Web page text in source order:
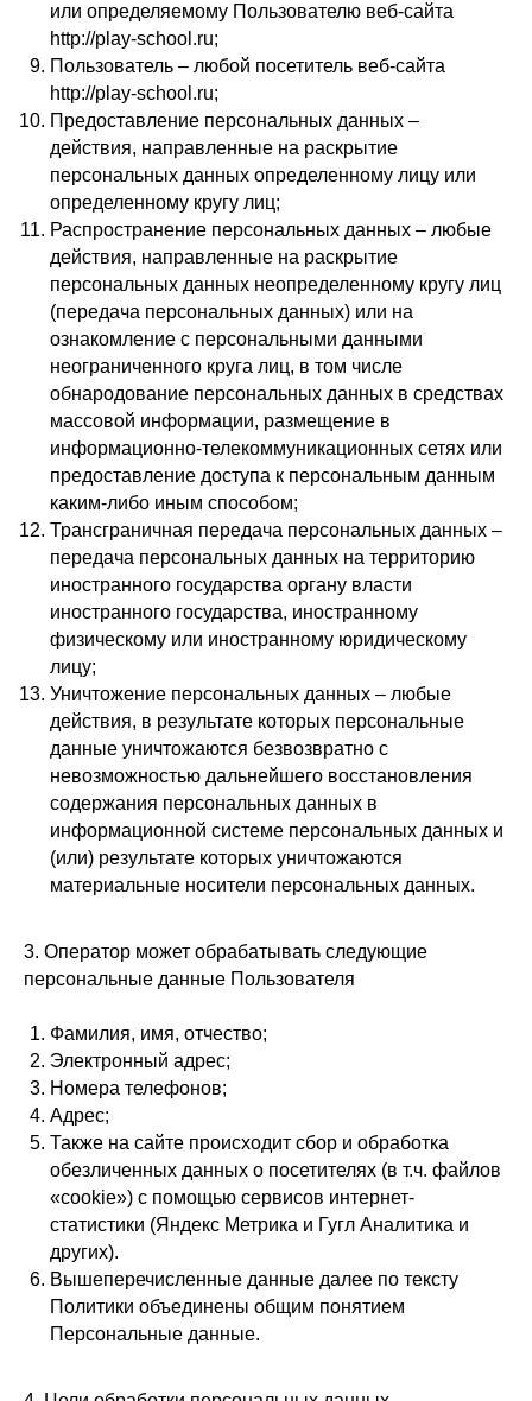
или определяемому Пользователю веб-сайта
http://play-school.ru;
Пользователь – любой посетитель веб-сайта
http://play-school.ru;
Предоставление персональных данных –
действия, направленные на раскрытие
персональных данных определенному лицу или
определенному кругу лиц;
Распространение персональных данных – любые
действия, направленные на раскрытие
персональных данных неопределенному кругу лиц
(передача персональных данных) или на
ознакомление с персональными данными
неограниченного круга лиц, в том числе
обнародование персональных данных в средствах
массовой информации, размещение в
информационно-телекоммуникационных сетях или
предоставление доступа к персональным данным
каким-либо иным способом;
Трансграничная передача персональных данных –
передача персональных данных на территорию
иностранного государства органу власти
иностранного государства, иностранному
физическому или иностранному юридическому
лицу;
Уничтожение персональных данных – любые
действия, в результате которых персональные
данные уничтожаются безвозвратно с
невозможностью дальнейшего восстановления
содержания персональных данных в
информационной системе персональных данных и
(или) результате которых уничтожаются
материальные носители персональных данных.
3. Оператор может обрабатывать следующие
персональные данные Пользователя
Фамилия, имя, отчество;
Электронный адрес;
Номера телефонов;
Адрес;
Также на сайте происходит сбор и обработка
обезличенных данных о посетителях (в т.ч. файлов
«cookie») с помощью сервисов интернет-
статистики (Яндекс Метрика и Гугл Аналитика и
других).
Вышеперечисленные данные далее по тексту
Политики объединены общим понятием
Персональные данные.